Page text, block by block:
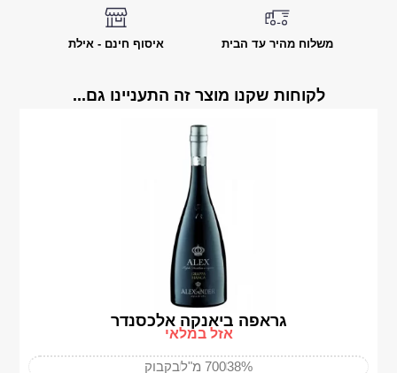
משלוח מהיר עד הבית איסוף חינם - אילת
לקוחות שקנו מוצר זה התעניינו גם...
גראפה ביאנקה אלכסנדר
אזל במלאי
38%700 מ"ל בקבוק